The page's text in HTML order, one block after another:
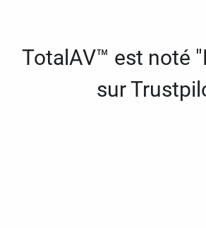
TotalAV™ est noté
sur